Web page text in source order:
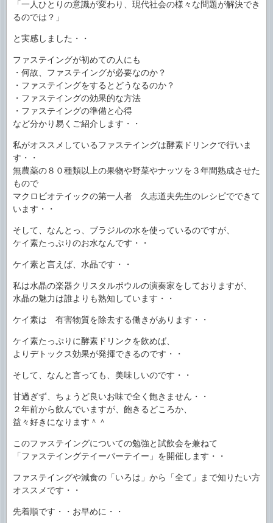
「一人ひとりの意識が変わり、現代社会の様々な問題が解決でき
るのでは？」
と実感しました・・
ファステイングが初めての人にも
・何故、ファステイングが必要なのか？
・ファステイングをするとどうなるのか？
・ファステイングの効果的な方法
・ファステイングの準備と心得
など分かり易くご紹介します・・
私がオススメしているファステイングは酵素ドリンクで行いま
す・・
無農薬の８０種類以上の果物や野菜やナッツを３年間熟成させた
もので
マクロビオテイックの第一人者 久志道夫先生のレシピでできて
います・・
そして、なんとっ、ブラジルの水を使っているのですが、
ケイ素たっぷりのお水なんです・・
ケイ素と言えば、水晶です・・
私は水晶の楽器クリスタルボウルの演奏家をしておりますが、
水晶の魅力は誰よりも熟知しています・・
ケイ素は 有害物質を除去する働きがあります・・
ケイ素たっぷりに酵素ドリンクを飲めば、
よりデトックス効果が発揮できるのです・・
そして、なんと言っても、美味しいのです・・
甘過ぎず、ちょうど良いお味で全く飽きません・・
２年前から飲んでいますが、飽きるどころか、
益々好きになります＾＾
このファステイングについての勉強と試飲会を兼ねて
「ファステイングテイーパーテイー」を開催します・・
ファステイングや減食の「いろは」から「全て」まで知りたい方
オススメです・・
先着順です・・お早めに・・